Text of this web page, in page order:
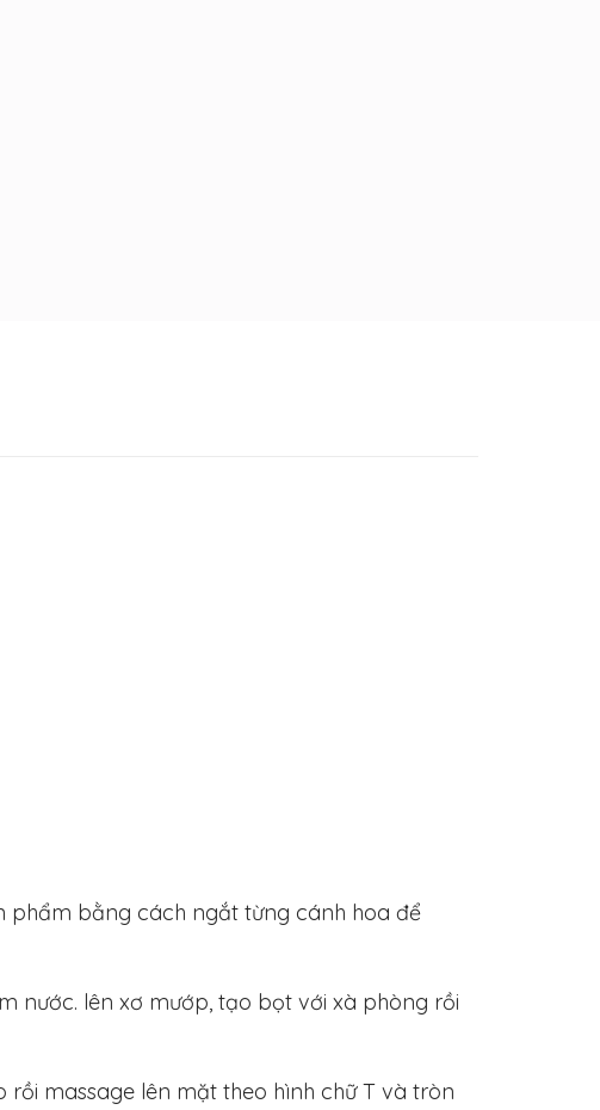
phẩm bằng cách ngắt từng cánh hoa để
nước. lên xơ mướp, tạo bọt với xà phòng rồi
massage lên mặt theo hình chữ T và tròn